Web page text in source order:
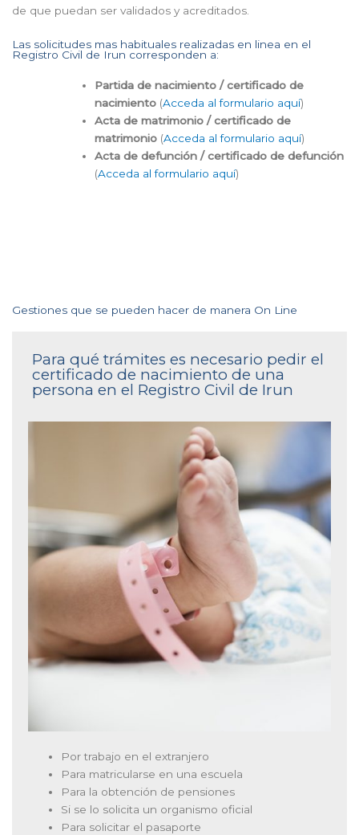
de que puedan ser validados y acreditados.
Las solicitudes mas habituales realizadas en linea en el
Registro Civil de Irun corresponden a:
Partida de nacimiento / certificado de
nacimiento(Acceda al formulario aquí)
Acta de matrimonio / certificado de
matrimonio(Acceda al formulario aquí)
Acta de defunción / certificado de defunción
(Acceda al formulario aquí)
Gestiones que se pueden hacer de manera On Line
Para qué trámites es necesario pedir el
certificado de nacimiento de una
persona en el Registro Civil de Irun
Por trabajo en el extranjero
Para matricularse en una escuela
Para la obtención de pensiones
Si se lo solicita un organismo oficial
Para solicitar el pasaporte